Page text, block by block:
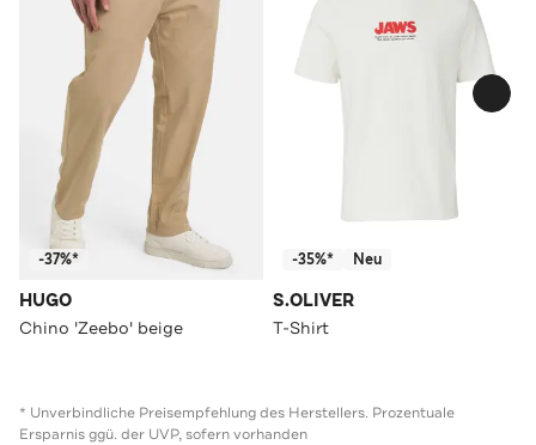
-37%*
HUGO
Chino 'Zeebo' beige
-35%* Neu
S.OLIVER
T-Shirt
* Unverbindliche Preisempfehlung des Herstellers. Prozentuale
Ersparnis ggü. der UVP, sofern vorhanden